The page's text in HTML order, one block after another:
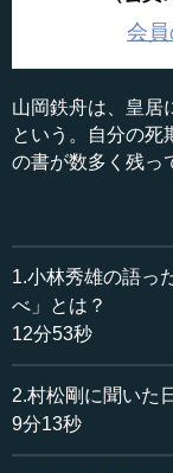
会
山岡鉄舟は、皇居
という。自分の死
の書が数多く残っ
教寺院を救うた
あった。そのよ
からは伝わってく
※インタビュアー
幹）
収録日：2019年4
追加日：2019年7
カテゴリー：
哲学・思想
≪全文≫
●日本男児は死期
1.小林秀雄の語っ
べ」とは？
12分53秒
2.村松剛に聞いた
9分13秒